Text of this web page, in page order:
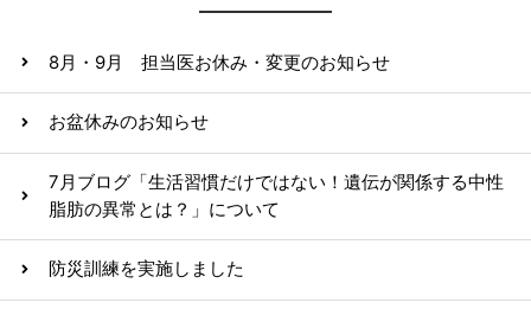
8月・9月 担当医お休み・変更のお知らせ
お盆休みのお知らせ
7月ブログ「生活習慣だけではない！遺伝が関係する中性
脂肪の異常とは？」について
防災訓練を実施しました